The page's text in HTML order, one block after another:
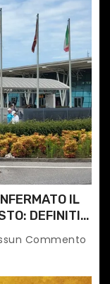
IL
DEFINITI
Commento